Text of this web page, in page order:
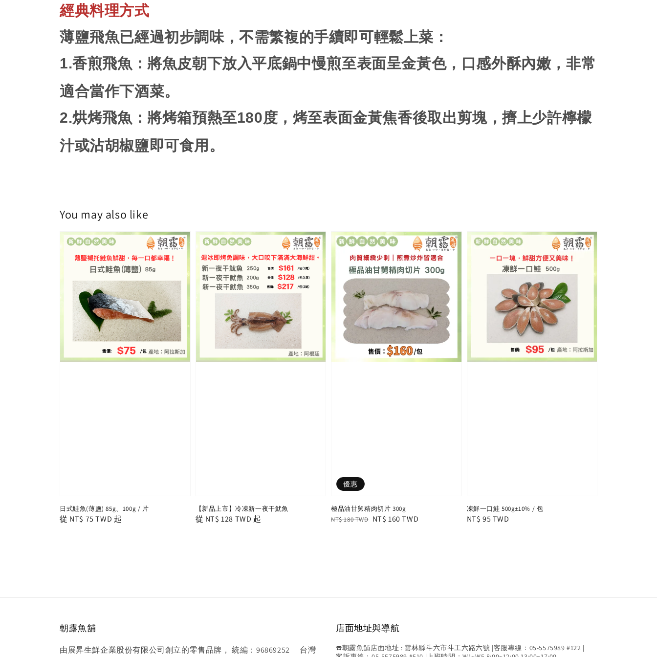
經典料理方式
薄鹽飛魚已經過初步調味，不需繁複的手續即可輕鬆上菜：
1.香煎飛魚 ：將魚皮朝下放入平底鍋中慢煎至表面呈金黃色，口感外酥內嫩，非常
適合當作下酒菜。
2.烘烤飛魚 ：將烤箱預熱至180度，烤至表面金黃焦香後取出剪塊，擠上少許檸檬
汁或沾胡椒鹽即可食用。
You may also like
日式鮭魚(薄鹽) 85g、100g / 片
Regular
從 NT$ 75 TWD 起
【新品上市】冷凍新一夜干魷魚
Regular
從 NT$ 128 TWD 起
優惠
極品油甘舅精肉切片 300g
Regular
NT$ 180 TWD Sale
NT$ 160 TWD
凍鮮一口鮭 500g±10% / 包
Regular
NT$ 95 TWD
朝露魚舖
由展昇生鮮企業股份有限公司創立的零售品牌， 統編：96869252 台灣
店面地址與導航
☎️朝露魚舖店面地址 : 雲林縣斗六市斗工六路六號 |客服專線：05-5575989 #122 |